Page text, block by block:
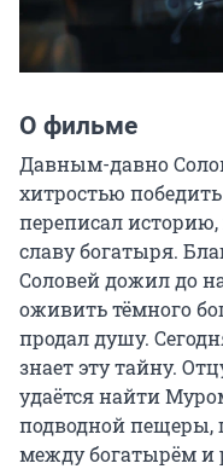
О фильме
Давным-давно
хитростью
переписал историю,
славу богатыря.
Соловей дожил до
оживить тёмного
продал душу.
знает эту тайну.
удаётся найти
подводной пещеры,
между богатырём и